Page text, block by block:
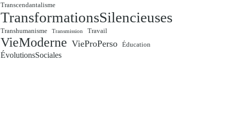
Transcendantalisme
TransformationsSilencieuses
Transhumanisme Transmission Travail
VieModerne VieProPerso Éducation
ÉvolutionsSociales